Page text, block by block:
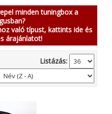
minden tuningbox a
való típust, kattints ide és
árajánlatot!
Listázás: